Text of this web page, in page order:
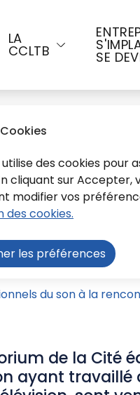
Cookies
des cookies pour
cliquant sur Accepter,
modifier vos
des cookies.
les préférences
Aller au contenu
Menu principal
LA
CCLTB SE
du
du son à la
de la Cité
ayant